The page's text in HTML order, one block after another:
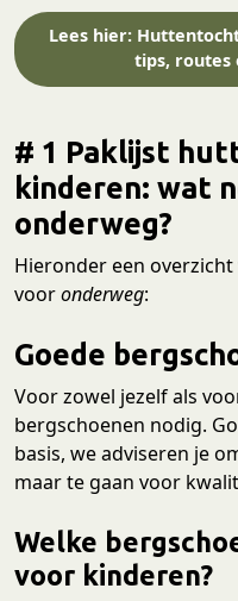
Lees hier:
tips, routes
# 1 Paklijst
kinderen: wat
onderweg?
Hieronder een
vooronderweg:
Goede
Voor zowel jezelf als
bergschoenen nodig.
basis, we adviseren je
maar te gaan voor
Welke
voor kinderen?